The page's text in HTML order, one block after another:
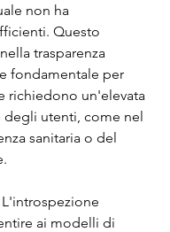
non ha
Questo
trasparenza
fondamentale per
richiedono un'elevata
degli utenti, come nel
sanitaria o del
L'introspezione
ai modelli di